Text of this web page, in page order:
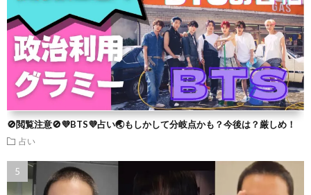
🚫閲覧注意🚫💜BTS💜占い🌏もしかして分岐点かも？今後は？厳しめ！
占い